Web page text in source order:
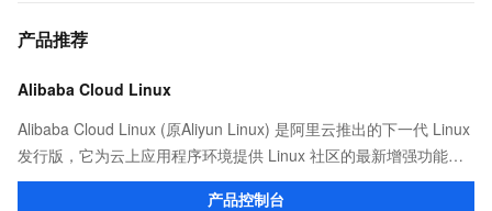
产品推荐
Alibaba Cloud Linux
Alibaba Cloud Linux (原Aliyun Linux) 是阿里云推出的下一代 Linux
发行版，它为云上应用程序环境提供 Linux 社区的最新增强功能，
在提供云上最佳用户体验的同时，也针对阿里云基础设施做了深度
产品控制台